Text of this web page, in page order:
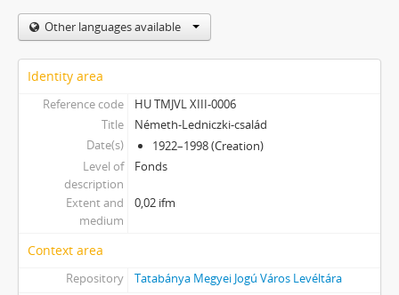
XV - Gyűjtemények, 1223 - 2024
XVII - Néphatalmi és különleges feladatokra létrejött bizottságok, 1945 - 1949
XXIV - Az államigazgatás területi szervei, 1899 - 2002
XXIX - Vállalatok, 1896 - 2004
XXXIII - Külön intézkedéssel levéltárba utalt iratok, 1895 - 2014
XXXVII - MJV önkormányzatok, 1990 - 2012
Other languages available
Identity area
Reference code
HU TMJVL XIII-0006
Title
Németh-Ledniczki-család
Date(s)
1922–1998 (Creation)
Level of
description
Fonds
Extent and
medium
0,02 ifm
Context area
Repository Tatabánya Megyei Jogú Város Levéltára